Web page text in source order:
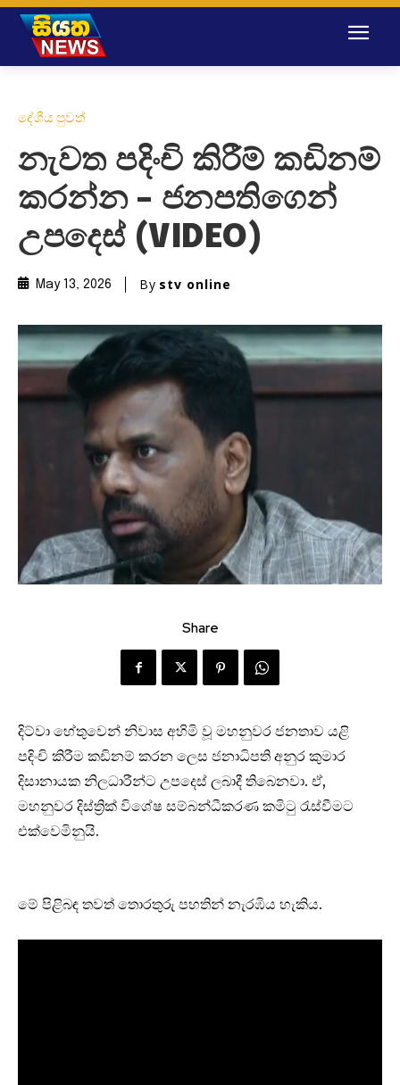
දේශීය පුවත්
නැවත පදිංචි කිරීම් කඩිනම්
කරන්න – ජනපතිගෙන්
උපදෙස් (VIDEO)
May 13, 2026 By stv online
Share
දිට්වා හේතුවෙන් නිවාස අහිමි වූ මහනුවර ජනතාව යළි
පදිංචි කිරීම කඩිනම් කරන ලෙස ජනාධිපති අනුර කුමාර
දිසානායක නිලධාරීන්ට උපදෙස් ලබාදී තිබෙනවා. ඒ,
මහනුවර දිස්ත්‍රික් විශේෂ සම්බන්ධීකරණ කමිටු රැස්වීමට
එක්වෙමිනුයි.
මේ පිළිබඳ තවත් තොරතුරු පහතින් නැරඹිය හැකිය.